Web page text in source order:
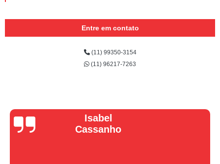
Entre em contato
(11) 99350-3154
(11) 96217-7263
Vera Maria